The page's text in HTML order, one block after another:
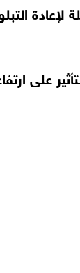
لإعادة
على